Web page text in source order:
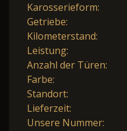
Karosserieform:
Getriebe:
Kilometerstand:
Leistung:
Anzahl der Türen:
Farbe:
Standort:
Lieferzeit:
Unsere Nummer: